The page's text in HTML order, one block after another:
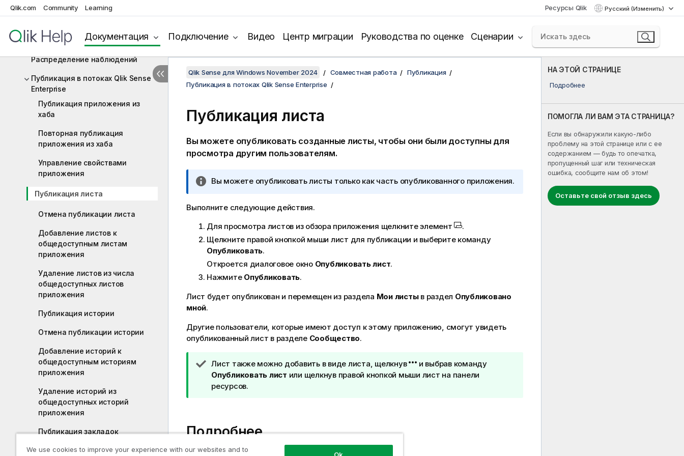
Qlik.com Community Learning Ресурсы Qlik Русский (Изменить)
Документация Подключение Видео Центр миграции Руководства по оценке Сценарии
Совместное использование
наблюдений с помощью
Публикация
Распределение наблюдений
Публикация в потоках Qlik Sense
Enterprise
Публикация приложения из
хаба
Повторная публикация
приложения из хаба
Управление свойствами
приложения
Публикация листа
Отмена публикации листа
Добавление листов к
общедоступным листам
приложения
Удаление листов из числа
общедоступных листов
приложения
Публикация истории
Отмена публикации истории
Добавление историй к
общедоступным историям
приложения
Удаление историй из
общедоступных историй
приложения
Публикация закладок
Отмена публикации закладок
НА ЭТОЙ СТРАНИЦЕ
Подробнее
ПОМОГЛА ЛИ ВАМ ЭТА СТРАНИЦА?
Если вы обнаружили какую-либо
проблему на этой странице или с ее
содержанием — будь то опечатка,
пропущенный шаг или техническая
ошибка, сообщите нам об этом!
Оставьте свой отзыв здесь
Qlik Sense для Windows November 2024 Совместная работа
Публикация
Публикация в потоках Qlik Sense Enterprise
Публикация листа
Вы можете опубликовать созданные листы, чтобы они были доступны для
просмотра другим пользователям.
П
е
ч
а
н
е
к
и
ф
о
м
а
ц
и
Вы можете опубликовать листы только как часть опубликованного приложения.
Выполните следующие действия.
Для просмотра листов из обзора приложения щелкните элемент
.
Щелкните правой кнопкой мыши лист для публикации и выберите команду
Опубликовать.
Откроется диалоговое окно Опубликовать лист.
Нажмите Опубликовать.
Лист будет опубликован и перемещен из раздела Мои листыв раздел Опубликовано
мной.
Другие пользователи, которые имеют доступ к этому приложению, смогут увидеть
опубликованный лист в разделе Сообщество.
П
р
и
а
и
Лист также можно добавить в виде листа, щелкнув
и выбрав команду
Опубликовать лист или щелкнув правой кнопкой мыши лист на панели
ресурсов.
Подробнее
We use cookies to improve your experience with our websites and to